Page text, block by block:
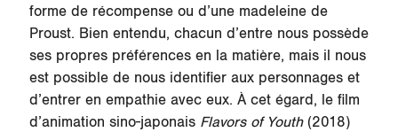
forme de récompense ou d’une madeleine de
Proust. Bien entendu, chacun d’entre nous possède
ses propres préférences en la matière, mais il nous
est possible de nous identifier aux personnages et
d’entrer en empathie avec eux. À cet égard, le film
d’animation sino-japonaisFlavors of Youth(2018)